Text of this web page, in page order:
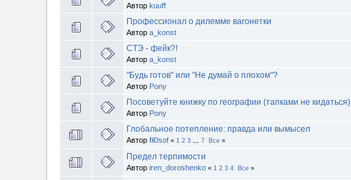
Авторkuuff
Профессионал о дилемме вагонетки
Авторa_konst
СТЭ - фейк?!
Авторa_konst
"Будь готов" или "Не думай о плохом"?
Автор Pony
Посоветуйте книжку по географии (тапками не кидаться)
Автор Pony
Глобальное потепление: правда или вымысел
Авторfil0sof « 1 2 3 ...7 Все »
Предел терпимости
Авторiren_doroshenko « 1 2 3 4 Все »